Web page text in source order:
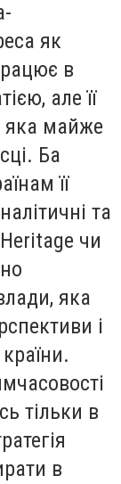
як
в
але її
яка майже
Ба
її
та
чи
яка
і
тільки в
в